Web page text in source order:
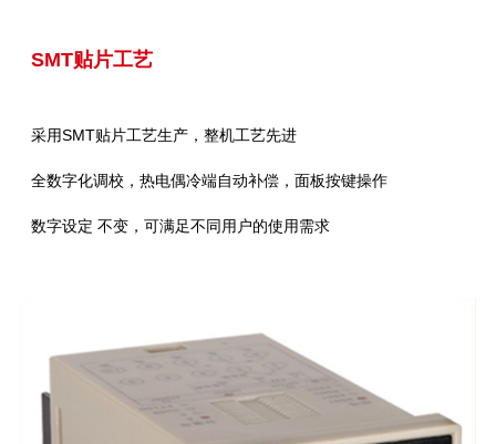
SMT贴片工艺
采用SMT贴片工艺生产，整机工艺先进
全数字化调校，热电偶冷端自动补偿，面板按键操作
数字设定 不变，可满足不同用户的使用需求